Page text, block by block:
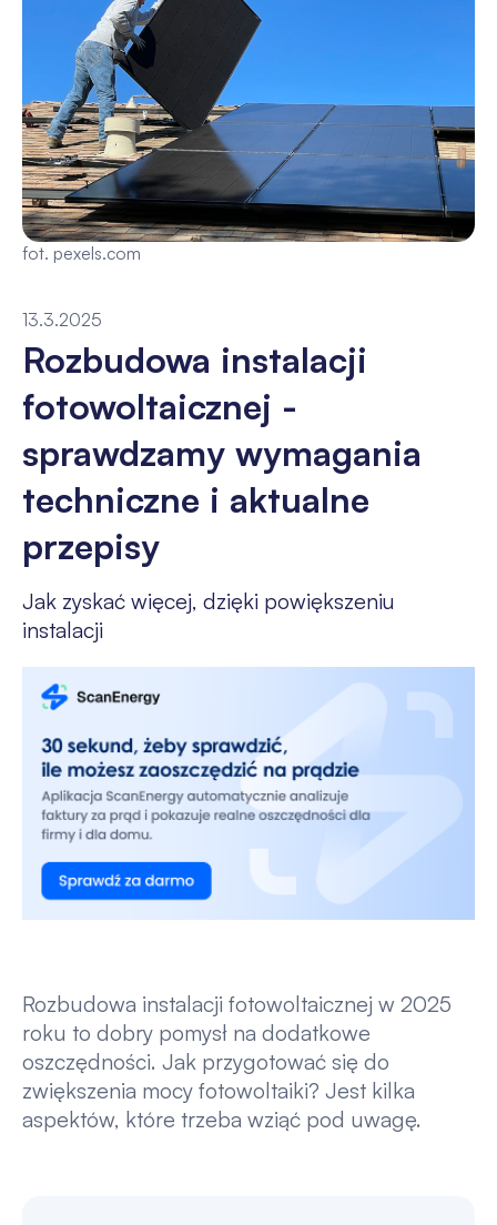
13.3.2025
Rozbudowa instalacji
fotowoltaicznej -
sprawdzamy wymagania
techniczne i aktualne
przepisy
Jak zyskać więcej, dzięki powiększeniu
instalacji
fot. pexels.com
Rozbudowa instalacji fotowoltaicznej w 2025
roku to dobry pomysł na dodatkowe
oszczędności. Jak przygotować się do
zwiększenia mocy fotowoltaiki? Jest kilka
aspektów, które trzeba wziąć pod uwagę.